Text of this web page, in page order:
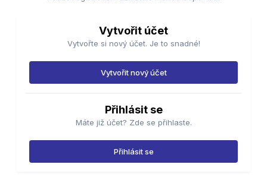
Vytvořit účet
Vytvořte si nový účet. Je to snadné!
Vytvořit nový účet
Přihlásit se
Máte již účet? Zde se přihlaste.
Přihlásit se